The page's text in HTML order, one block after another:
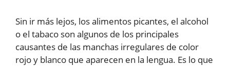
Sin ir más lejos, los alimentos picantes, el alcohol
o el tabaco son algunos de los principales
causantes de las manchas irregulares de color
rojo y blanco que aparecen en la lengua. Es lo que